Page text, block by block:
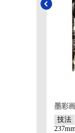
墨彩
技法